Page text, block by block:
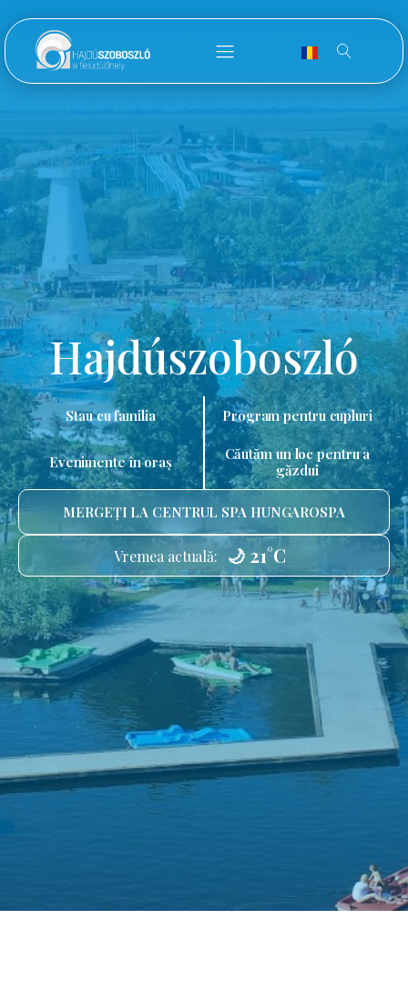
Hajdúszoboszló
Stau cu familia Program pentru cupluri
Evenimente în oraș
Căutăm un loc pentru a
găzdui
MERGEȚI LA CENTRUL SPA HUNGAROSPA
Vremea actuală: 🌙 21°C